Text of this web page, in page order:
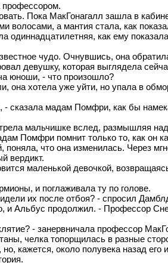
профессором.
Пока МакГонагалл зашла в
а мантия стала, как
одиннадцатилетняя, как ему
чудо. Очнувшись, она
девушку, которая выглядела
юноши, - что произошло?
она хотела уже уйти, но упала в
сказала мадам Помфри, как бы
мальчишке вслед, размышляя
Помфри помнит только то, как он
что она изменилась. Через
вердикт.
маленькой девочкой,
и поглаживала ту по голове.
их после отбоя? - спросил
Альбус продолжил. - Профессор
- занервничала профессор
челка топорщилась в разные
кажется, около полувека назад